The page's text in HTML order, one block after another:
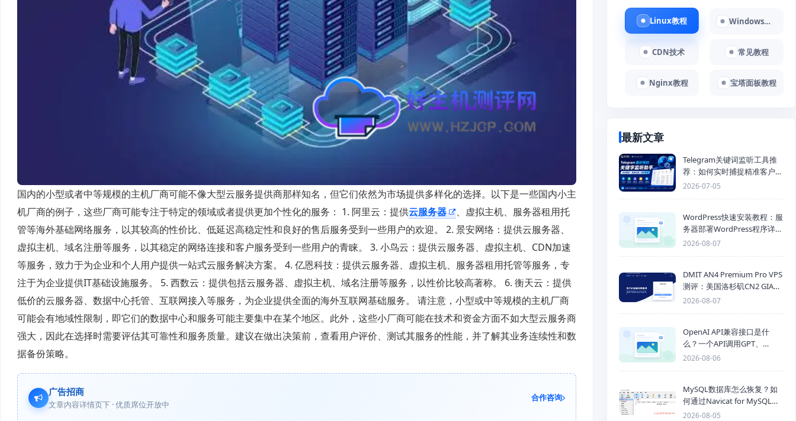
国内的小型或者中等规模的主机厂商可能不像大型云服务提供商那样知名，但它们依然为市场提供多样化的选择。以下是一些国内小主
机厂商的例子，这些厂商可能专注于特定的领域或者提供更加个性化的服务： 1. 阿里云：提供云服务器
、虚拟主机、服务器租用托
管等海外基础网络服务，以其较高的性价比、低延迟高稳定性和良好的售后服务受到一些用户的欢迎。 2. 景安网络：提供云服务器、
虚拟主机、域名注册等服务，以其稳定的网络连接和客户服务受到一些用户的青睐。 3. 小鸟云：提供云服务器、虚拟主机、CDN加速
等服务，致力于为企业和个人用户提供一站式云服务解决方案。 4. 亿恩科技：提供云服务器、虚拟主机、服务器租用托管等服务，专
注于为企业提供IT基础设施服务。 5. 西数云：提供包括云服务器、虚拟主机、域名注册等服务，以性价比较高著称。 6. 衡天云：提供
低价的云服务器、数据中心托管、互联网接入等服务，为企业提供全面的海外互联网基础服务。 请注意，小型或中等规模的主机厂商
可能会有地域性限制，即它们的数据中心和服务可能主要集中在某个地区。此外，这些小厂商可能在技术和资金方面不如大型云服务商
强大，因此在选择时需要评估其可靠性和服务质量。建议在做出决策前，查看用户评价、测试其服务的性能，并了解其业务连续性和数
据备份策略。
广告招商
文章内容详情页下 · 优质席位开放中
合作咨询
Linux教程 Windows教程
CDN技术 常见教程
Nginx教程 宝塔面板教程
最新文章
Telegram关键词监听工具推
荐：如何实时捕捉精准客户，
提高获客效率？
2026-07-05
WordPress快速安装教程：服
务器部署WordPress程序详细
步骤
2026-08-07
DMIT AN4 Premium Pro VPS
测评：美国洛杉矶CN2 GIA三
网优化线路性能测试
2026-08-07
OpenAI API兼容接口是什
么？一个API调用GPT、
Claude、Gemini、DeepSeek
2026-08-06
MySQL数据库怎么恢复？如
何通过Navicat for MySQL导
入SQL备份文件
2026-08-05